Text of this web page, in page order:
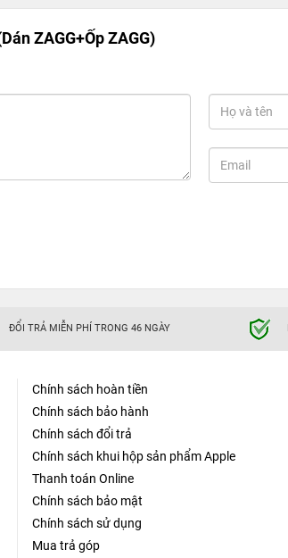
ZAGG+Ốp ZAGG)
ĐỔI TRẢ MIỄN PHÍ TRONG 46 NGÀY
Chính sách hoàn tiền
Chính sách bảo hành
Chính sách đổi trả
Chính sách khui hộp sản phẩm Apple
Thanh toán Online
Chính sách bảo mật
Chính sách sử dụng
Mua trả góp